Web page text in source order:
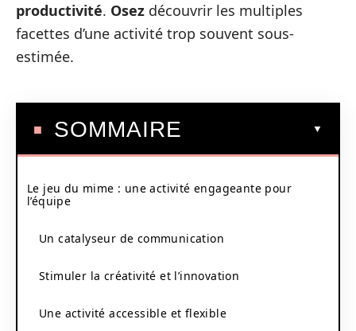
productivité. Osez découvrir les multiples
facettes d’une activité trop souvent sous-
estimée.
SOMMAIRE
Le jeu du mime : une activité engageante pour
l’équipe
Un catalyseur de communication
Stimuler la créativité et l’innovation
Une activité accessible et flexible